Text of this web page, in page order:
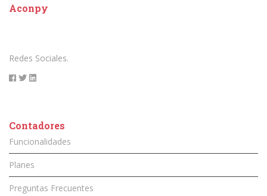
Aconpy
Redes Sociales.
Contadores
Funcionalidades
Planes
Preguntas Frecuentes